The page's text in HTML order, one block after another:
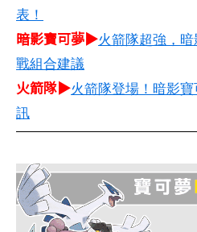
表！
暗影寶可夢▶火箭隊超強，
戰組合建議
火箭隊▶火箭隊登場！暗影
訊